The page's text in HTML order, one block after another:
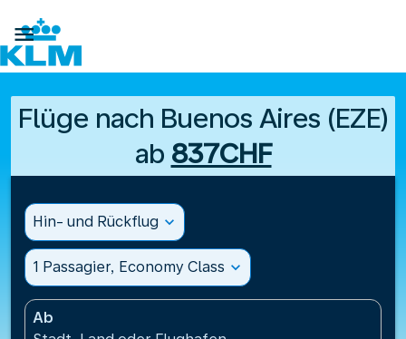

Flüge nach Buenos Aires (EZE)
ab 837CHF
Hin- und Rückflug expand_more
1 Passagier, Economy Class expand_more
Ab